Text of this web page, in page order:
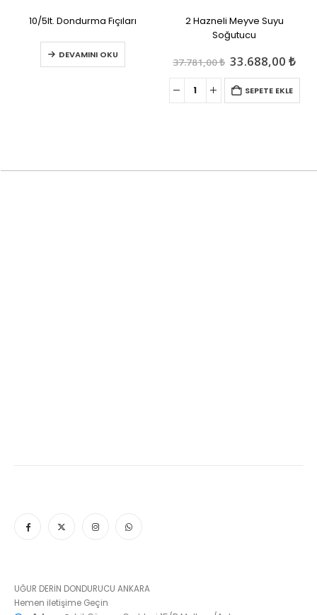
10/5lt. Dondurma Fıçıları
DEVAMINI OKU
2 Hazneli Meyve Suyu
Soğutucu
37.781,00₺ Orijinal
37.781,00 ₺.
33.688,00 ₺Şu
SEPETE EKLE
UĞUR DERİN DONDURUCU ANKARA
Hemen iletişime Geçin